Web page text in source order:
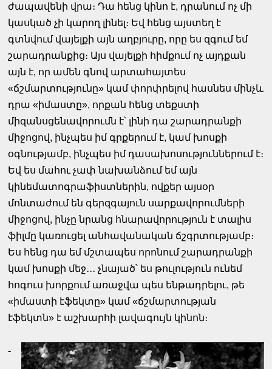
ժապավենի վրա։ Դա հենց կինո է, դրանում ոչ մի
կասկած չի կարող լինել։ Եվ հենց այստեղ է
գտնվում վայելքի այն աղբյուրը, որը ես զգում եմ
շարադրանքից։ Այս վայելքի հիմքում ոչ այդքան
այն է, որ ամեն գնով արտահայտես
«ճշմարտությունը» կամ փորփրելով հասնես մինչև
դրա «իմաստը», որքան հենց տեքստի
միզանսցենավորումն է՝ լինի դա շարադրանքի
միջոցով, ինչպես իմ գրքերում է, կամ խոսքի
օգնությամբ, ինչպես իմ դասախոսություններում է։
Եվ ես մահու չափ նախանձում եմ այն
կինեմատոգրաֆիստներին, ովքեր այսօր
մոնտաժում են գերզգայուն սարքավորումների
միջոցով, ինչը նրանց հնարավորություն է տալիս
ֆիլմը կառուցել անհավանական ճշգրտությամբ։
Ես հենց դա եմ մշտապես որոնում շարադրանքի
կամ խոսքի մեջ․․․ չնայած՝ ես թուլություն ունեմ
հոգուս խորքում առաջվա պես ենթադրելու, թե
«իմաստի էֆեկտը» կամ «ճշմարտության
էֆեկտն» է աշխարհի լավագույն կինոն։
-